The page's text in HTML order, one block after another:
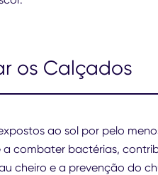
os Calçados
ao sol por pelo
a combater bactérias,
cheiro e a prevenção do